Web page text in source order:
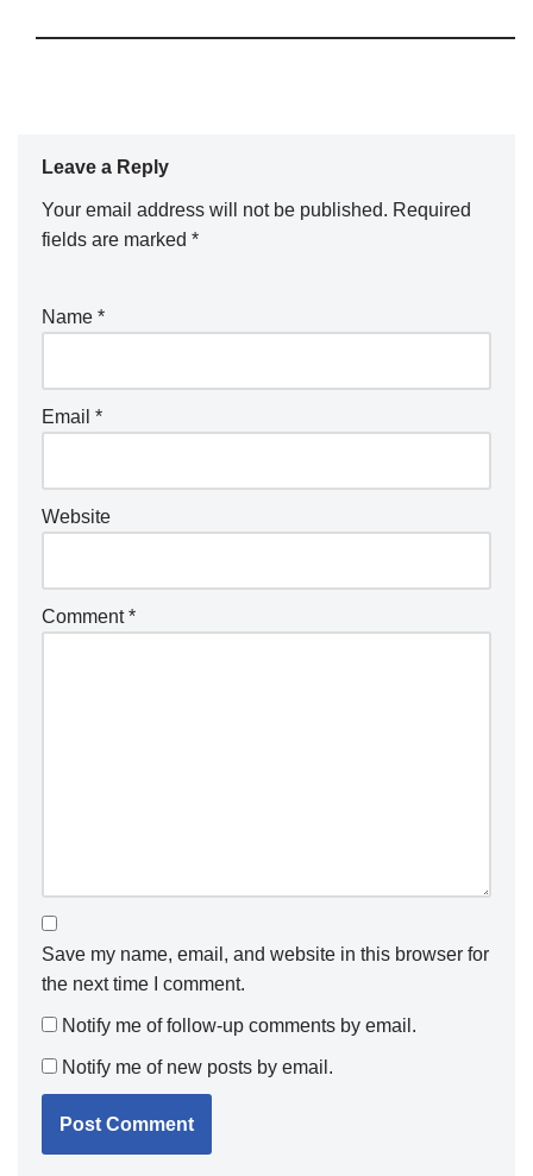
Leave a Reply
Your email address will not be published. Required
fields are marked *
Name *
Email *
Website
Comment*
Save my name, email, and website in this browser for
the next time I comment.
Notify me of follow-up comments by email.
Notify me of new posts by email.